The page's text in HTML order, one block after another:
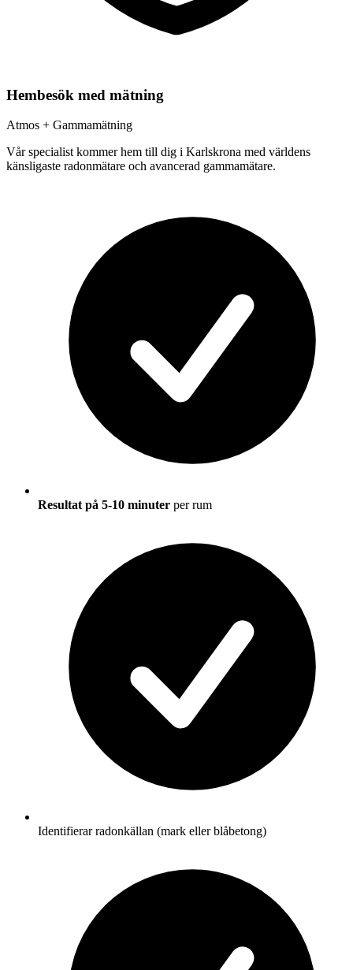
Hembesök med mätning
Atmos + Gammamätning
Vår specialist kommer hem till dig i Karlskrona med världens
känsligaste radonmätare och avancerad gammamätare.
Resultat på 5-10 minuter per rum
Identifierar radonkällan (mark eller blåbetong)